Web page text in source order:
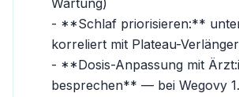
Wartung)
- **Schlaf priorisieren:**
korreliert mit Plateau-
- **Dosis-Anpassung mit
besprechen** — bei Wegovy